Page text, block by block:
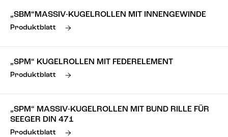
„SBM“MASSIV-KUGELROLLEN MIT INNENGEWINDE
Produktblatt
„SPM“ KUGELROLLEN MIT FEDERELEMENT
Produktblatt
„SPM“ MASSIV-KUGELROLLEN MIT BUND RILLE FÜR
SEEGER DIN 471
Produktblatt